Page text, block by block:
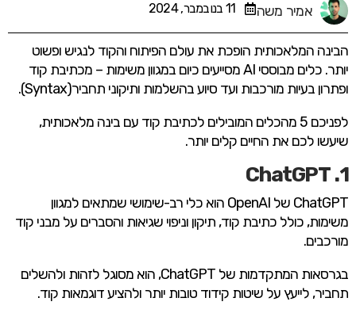
אמיר משה 11 בנובמבר, 2024
הבינה המלאכותית הופכת את עולם הפיתוח והקוד לנגיש ופשוט
יותר. כלים מבוססי AI מסייעים כיום במגוון משימות – מכתיבת קוד
ופתרון בעיות מורכבות ועד סיוע בהשלמות ותיקוני תחביר(Syntax).
לפניכם 5 מהכלים המובילים לכתיבת קוד עם בינה מלאכותית,
שיעשו לכם את החיים קלים יותר.
1. ChatGPT
ChatGPT של OpenAI הוא כלי רב-שימושי שמתאים למגוון
משימות, כולל כתיבת קוד, תיקון וניפוי שגיאות והסברים על מבני קוד
מורכבים.
בגרסאות המתקדמות של ChatGPT, הוא מסוגל לזהות ולהשלים
תחביר, לייעץ על שיטות קידוד טובות יותר ולהציע דוגמאות קוד.